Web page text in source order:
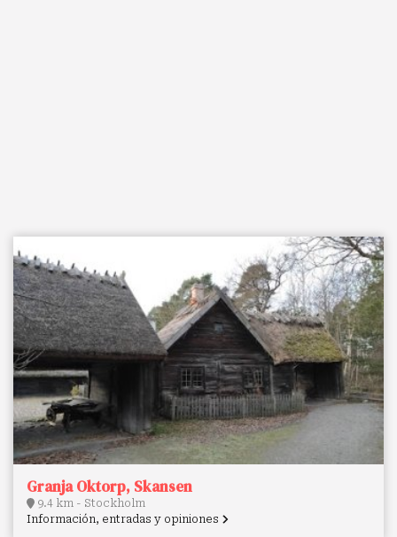
Granja Oktorp, Skansen
9.4 km - Stockholm
Información, entradas y opiniones